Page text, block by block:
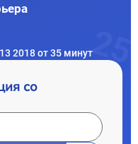
2018 от 35 минут
со